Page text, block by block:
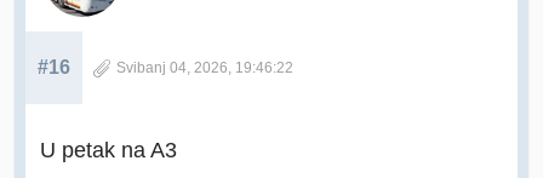
#16 Svibanj 04, 2026, 19:46:22
U petak na A3